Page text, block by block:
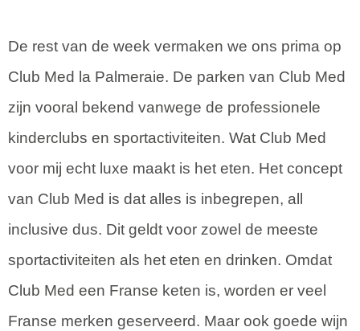
De rest van de week vermaken we ons prima op
Club Med la Palmeraie. De parken van Club Med
zijn vooral bekend vanwege de professionele
kinderclubs en sportactiviteiten. Wat Club Med
voor mij echt luxe maakt is het eten. Het concept
van Club Med is dat alles is inbegrepen, all
inclusive dus. Dit geldt voor zowel de meeste
sportactiviteiten als het eten en drinken. Omdat
Club Med een Franse keten is, worden er veel
Franse merken geserveerd. Maar ook goede wijn